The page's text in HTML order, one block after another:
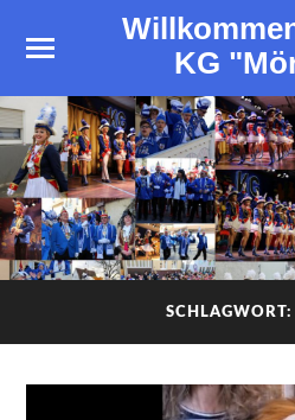
KG
SCHLAGWORT: